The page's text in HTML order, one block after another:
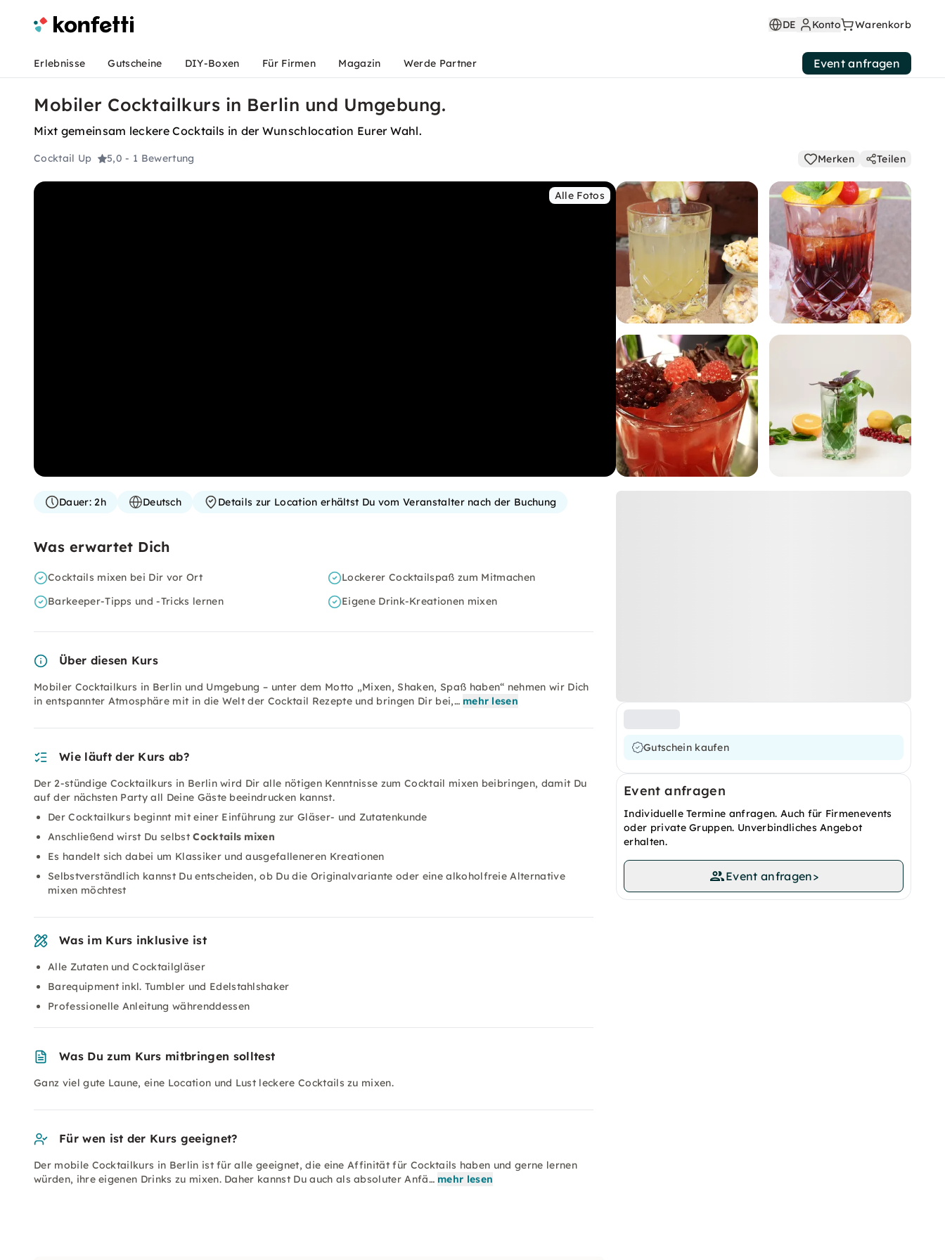
DE Konto Warenkorb
Erlebnisse Gutscheine DIY-Boxen Für Firmen Magazin Werde Partner Event anfragen
Mobiler Cocktailkurs in Berlin und Umgebung.
Mixt gemeinsam leckere Cocktails in der Wunschlocation Eurer Wahl.
Cocktail Up 5,0- 1 Bewertung Merken Teilen
Alle Fotos
Gutschein kaufen
Event anfragen
Individuelle Termine anfragen. Auch für Firmenevents
oder private Gruppen. Unverbindliches Angebot
erhalten.
Event anfragen>
Dauer:2h Deutsch Details zur Location erhältst Du vom Veranstalter nach der Buchung
Was erwartet Dich
Cocktails mixen bei Dir vor Ort
Lockerer Cocktailspaß zum Mitmachen
Barkeeper-Tipps und -Tricks lernen
Eigene Drink-Kreationen mixen
Über diesen Kurs
Mobiler Cocktailkurs in Berlin und Umgebung – unter dem Motto „Mixen, Shaken, Spaß haben“ nehmen wir Dich
in entspannter Atmosphäre mit in die Welt der Cocktail Rezepte und bringen Dir bei,… mehr lesen
Wie läuft der Kurs ab?
Der 2-stündige Cocktailkurs in Berlin wird Dir alle nötigen Kenntnisse zum Cocktail mixen beibringen, damit Du
auf der nächsten Party all Deine Gäste beeindrucken kannst.
Der Cocktailkurs beginnt mit einer Einführung zur Gläser- und Zutatenkunde
Anschließend wirst Du selbstCocktails mixen
Es handelt sich dabei um Klassiker und ausgefalleneren Kreationen
Selbstverständlich kannst Du entscheiden, ob Du die Originalvariante oder eine alkoholfreie Alternative
mixen möchtest
Was im Kurs inklusive ist
Alle Zutaten und Cocktailgläser
Barequipment inkl. Tumbler und Edelstahlshaker
Professionelle Anleitung währenddessen
Was Du zum Kurs mitbringen solltest
Ganz viel gute Laune, eine Location und Lust leckere Cocktails zu mixen.
Für wen ist der Kurs geeignet?
Der mobile Cocktailkurs in Berlin ist für alle geeignet, die eine Affinität für Cocktails haben und gerne lernen
würden, ihre eigenen Drinks zu mixen. Daher kannst Du auch als absoluter Anfä… mehr lesen